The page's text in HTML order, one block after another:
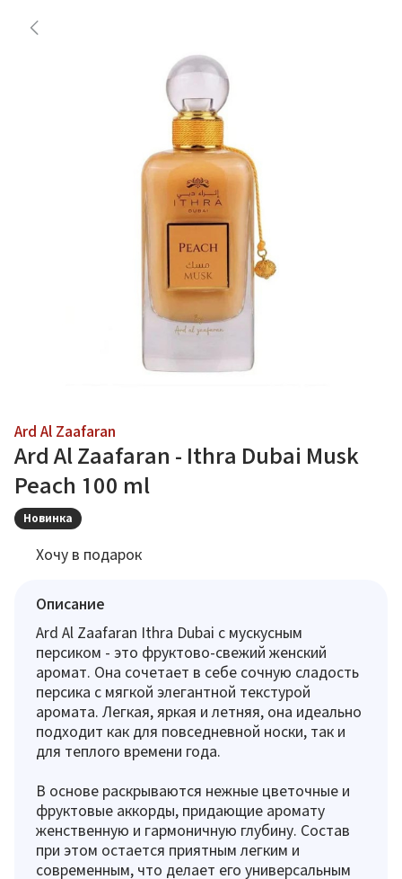
Ard Al Zaafaran
Ard Al Zaafaran - Ithra Dubai Musk
Peach 100 ml
Новинка
Хочу в подарок
Описание
Ard Al Zaafaran Ithra Dubai с мускусным
персиком - это фруктово-свежий женский
аромат. Она сочетает в себе сочную сладость
персика с мягкой элегантной текстурой
аромата. Легкая, яркая и летняя, она идеально
подходит как для повседневной носки, так и
для теплого времени года.
В основе раскрываются нежные цветочные и
фруктовые аккорды, придающие аромату
женственную и гармоничную глубину. Состав
при этом остается приятным легким и
современным, что делает его универсальным